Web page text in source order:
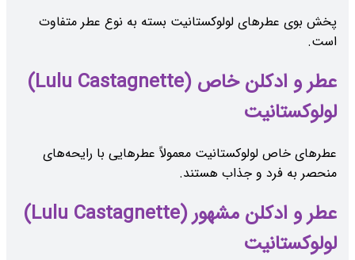
پخش بوی عطرهای لولوکستانیت بسته به نوع عطر متفاوت
است.
عطر و ادکلن خاص (Lulu Castagnette)
لولوکستانیت
عطرهای خاص لولوکستانیت معمولاً عطرهایی با رایحه‌های
منحصر به فرد و جذاب هستند.
عطر و ادکلن مشهور (Lulu Castagnette)
لولوکستانیت